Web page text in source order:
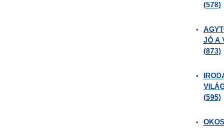
(578)
JÓ A
(873)
(595)